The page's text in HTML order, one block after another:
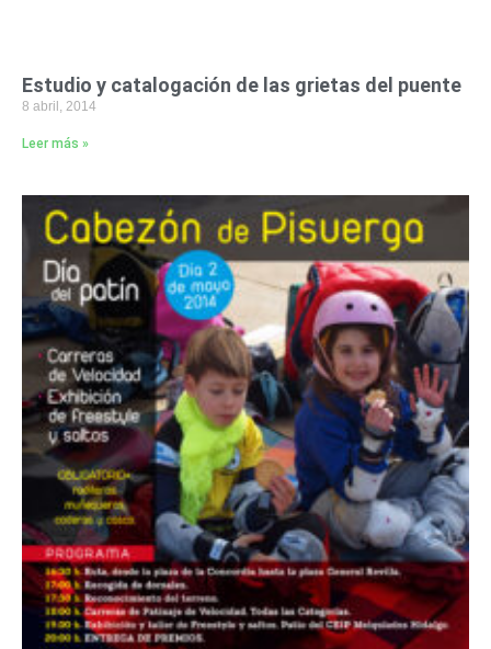
Estudio y catalogación de las grietas del puente
8 abril, 2014
Leer más »